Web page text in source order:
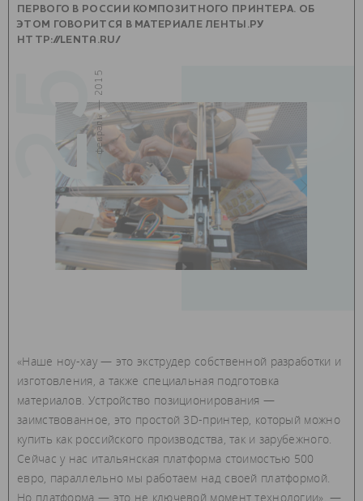
ПЕРВОГО В РОССИИ КОМПОЗИТНОГО ПРИНТЕРА. ОБ
ЭТОМ ГОВОРИТСЯ В МАТЕРИАЛЕ ЛЕНТЫ.РУ
HTTP://LENTA.RU/
25
февраль — 2015
«Наше ноу-хау — это экструдер собственной разработки и
изготовления, а также специальная подготовка
материалов. Устройство позиционирования —
заимствованное, это простой 3D-принтер, который можно
купить как российского производства, так и зарубежного.
Сейчас у нас итальянская платформа стоимостью 500
евро, параллельно мы работаем над своей платформой.
Но платформа — это не ключевой момент технологии», —